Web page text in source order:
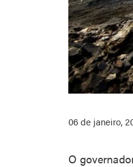
06 de janeiro,
O